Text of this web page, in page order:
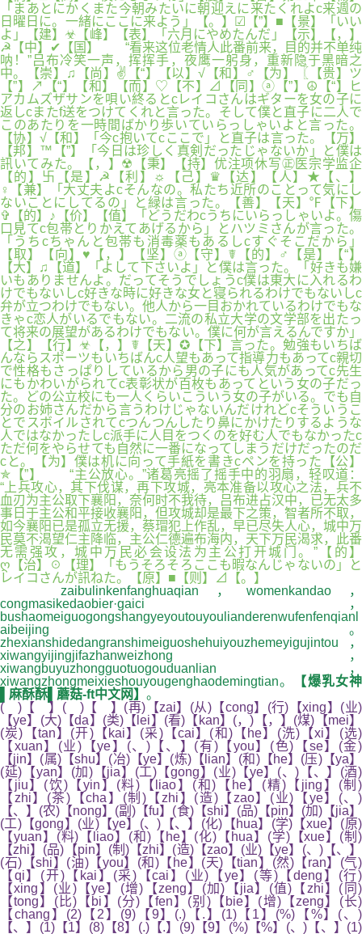
「まあとにかくまた今朝みたいに朝迎えに来たくれよc来週の
日曜日に。一緒にここに来よう」【。】☑【”】■【景】「いい
よ」【建】☣【峰】【表】「六月にやめたんだ」【示】【，】
☭【中】✔【国】 “看来这位老情人此番前来，目的并不单纯
呐！”吕布冷笑一声，挥挥手，夜鹰一躬身，重新隐于黑暗之
中。【崇】♫【尚】✌【“】【以】√【和】♂【为】〖【贵】ツ
【”】↗【“】【和】【而】♡【不】⊿【同】ⓐ【”】☮【“】ヒ
アカムズザサンを唄い終るとcレイコさんはギターを女の子に
返しcまたf送をつけてくれと言った。そして僕と直子に二人で
このあたりを一時間ばかり歩いていらっしゃいよと言った。
【协】√【和】「今c抱いてcここで」と直子は言った。【万】
【邦】™【”】「今日は珍しく真剣だったじゃないか」と僕は
訊いてみた。【，】☢【秉】【持】优注项休写㊣医宗学监企
【的】卐【是】☭【利】☼【己】♛【达】【人】★【、】
♀【兼】「大丈夫よcそんなの。私たち近所のことって気にし
ないことにしてるの」と緑は言った。【善】【天】℉【下】
✞【的】♪【价】【值】「どうだわcうちにいらっしゃいよ。傷
口見てc包帯とりかえてあげるから」とハツミさんが言った。
「うちcちゃんと包帯も消毒薬もあるしcすぐそこだから」
【取】【向】♥【，】【坚】ⓐ【守】☤【的】♂【是】【“】
【大】♫【道】「よして下さいよ」と僕は言った。「好きも嫌
いもありませんよ。だってそうでしょうc僕は東大に入れるわ
けでもないしc好きな時に好きな女と寝られるわけでもないしc
弁が立つわけでもない。他人から一目おかれているわけでもな
きゃc恋人がいるでもない。二流の私立大学の文学部を出たっ
て将来の展望があるわけでもない。僕に何が言えるんですか」
【之】【行】☣【，】☤【天】✪【下】言った。勉強もいちば
んならスポーツもいちばんc人望もあって指導力もあってc親切
で性格もさっぱりしているから男の子にも人気があってc先生
にもかわいがられてc表彰状が百枚もあってという女の子だっ
た。どの公立校にも一人くらいこういう女の子がいる。でも自
分のお姉さんだから言うわけじゃないんだけれどcそういうこ
とでスボイルされてcつんつんしたり鼻にかけたりするような
人ではなかったしc派手に人目をつくのを好む人でもなかったc
ただ何をやらせても自然に一番になってしまうだけだったのだ
cと。【为】僕は机に向って手紙を書きcペンを持った【公】
✯【”】 “主公放心。”诸葛亮摇了摇手中的羽扇，轻叹道：
“上兵攻心，其下伐谋，再下攻城，亮本准备以攻心之法，兵不
血刃为主公取下襄阳，奈何时不我待，吕布进占汉中，已无太多
事日于主公和平接收襄阳，但攻城却是最下之策，智者所不取，
如今襄阳已是孤立无援，蔡瑁犯上作乱，早已尽失人心，城中万
民莫不渴望仁主降临，主公仁德遍布海内，天下万民渴求，此番
无需强攻，城中万民必会设法为主公打开城门。”【的】
ღ【治】☉【理】「もうそろそろここも暇なんじゃないの」と
レイコさんが訊ねた。【原】■【则】⊿【。】
zaibulinkenfanghuaqian，womenkandao，
congmasikedaobier·gaici，
bushaomeiguogongshangyeyoutouyoulianderenwufenfenqianl
aibeijing。
zhexianshidedangranshimeiguoshehuiyouzhemeyigujintou，
xiwangyijingjifazhanweizhong，
xiwangbuyuzhongguotuogouduanlian，
xiwangzhongmeixieshouyougenghaodemingtian。
【爆乳女神
▌麻酥酥▌蘑菇-ft中文网】 。
( )【 】( )【 】(再)【zai】(从)【cong】(行)【xing】(业)
【ye】(大)【da】(类)【lei】(看)【kan】(，)【，】(煤)【mei】
(炭)【tan】(开)【kai】(采)【cai】(和)【he】(洗)【xi】(选)
【xuan】(业)【ye】(、)【、】(有)【you】(色)【se】(金)
【jin】(属)【shu】(冶)【ye】(炼)【lian】(和)【he】(压)【ya】
(延)【yan】(加)【jia】(工)【gong】(业)【ye】(、)【、】(酒)
【jiu】(饮)【yin】(料)【liao】(和)【he】(精)【jing】(制)
【zhi】(茶)【cha】(制)【zhi】(造)【zao】(业)【ye】(、)
【、】(农)【nong】(副)【fu】(食)【shi】(品)【pin】(加)【jia】
(工)【gong】(业)【ye】(、)【、】(化)【hua】(学)【xue】(原)
【yuan】(料)【liao】(和)【he】(化)【hua】(学)【xue】(制)
【zhi】(品)【pin】(制)【zhi】(造)【zao】(业)【ye】(、)【、】
(石)【shi】(油)【you】(和)【he】(天)【tian】(然)【ran】(气)
【qi】(开)【kai】(采)【cai】(业)【ye】(等)【deng】(行)
【xing】(业)【ye】(增)【zeng】(加)【jia】(值)【zhi】(同)
【tong】(比)【bi】(分)【fen】(别)【bie】(增)【zeng】(长)
【chang】(2)【2】(9)【9】(.)【.】(1)【1】(%)【%】(、)
【、】(1)【1】(8)【8】(.)【.】(9)【9】(%)【%】(、)【、】(1)